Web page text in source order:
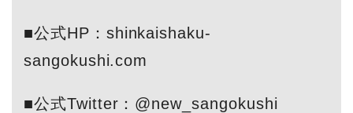
■公式HP：shinkaishaku-
sangokushi.com
■公式Twitter：@new_sangokushi